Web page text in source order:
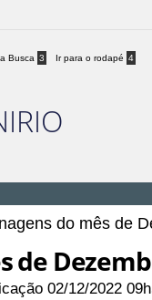
Busca 3 Ir para o rodapé 4
do mês de
de
02/12/2022